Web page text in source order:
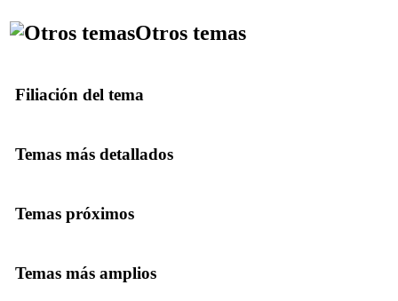
Otros temas
Filiación del tema
Temas más detallados
Temas próximos
Temas más amplios